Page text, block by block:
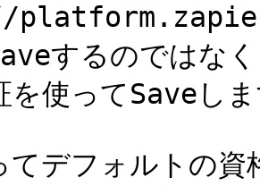
するのではな
を使ってSaveし
てデフォルトの